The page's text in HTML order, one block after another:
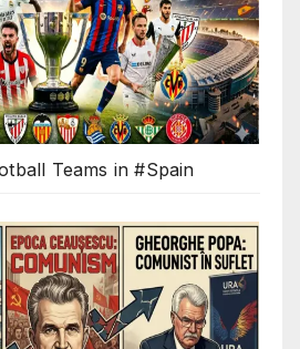
Teams in #Spain